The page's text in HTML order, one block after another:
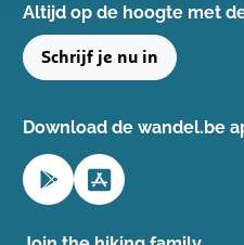
Altijd op de hoogte ​met
Schrijf je nu in
Download de wandel.be